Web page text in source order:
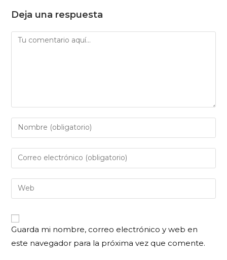
Deja una respuesta
Guarda mi nombre, correo electrónico y web en
este navegador para la próxima vez que comente.